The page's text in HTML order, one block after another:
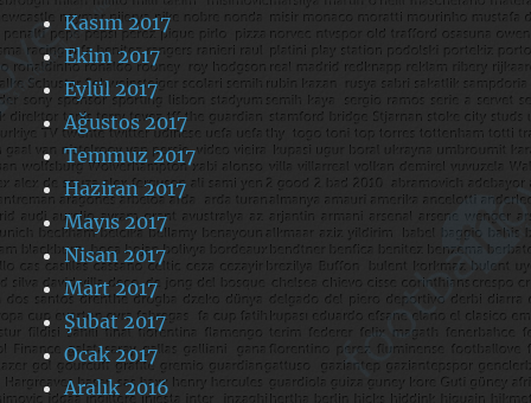
Kasım 2017
Ekim 2017
Eylül 2017
Ağustos 2017
Temmuz 2017
Haziran 2017
Mayıs 2017
Nisan 2017
Mart 2017
Şubat 2017
Ocak 2017
Aralık 2016